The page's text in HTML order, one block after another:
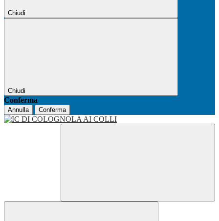
Chiudi
Chiudi
Conferma
Annulla Conferma